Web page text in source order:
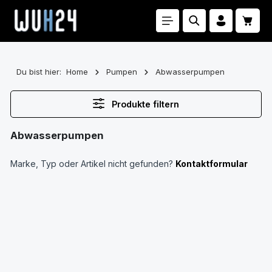
Zum Hauptinhalt springen
Du bist hier: Home Pumpen Abwasserpumpen
Produkte filtern
Abwasserpumpen
Marke, Typ oder Artikel nicht gefunden? Kontaktformular